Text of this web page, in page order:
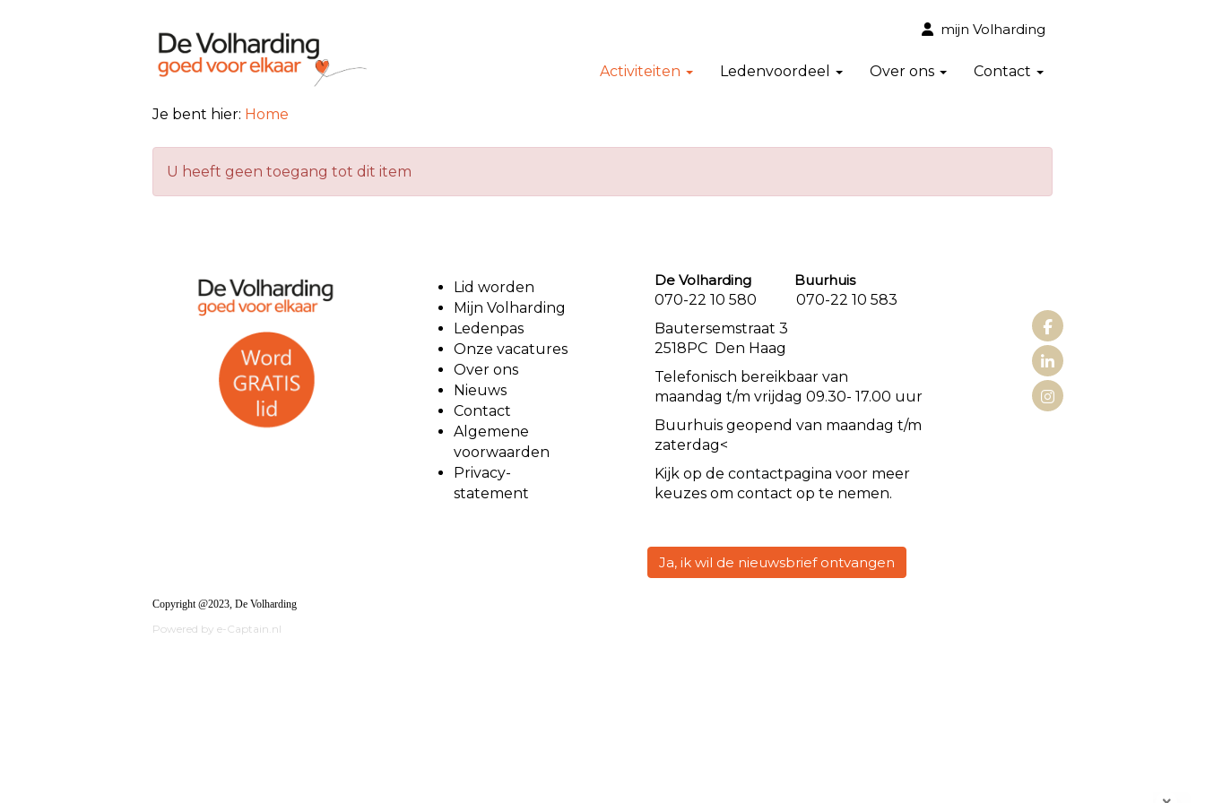
mijn Volharding
Activiteiten Ledenvoordeel Over ons Contact
Je bent hier: Home
U heeft geen toegang tot dit item
Lid worden
Mijn Volharding
Ledenpas
Onze vacatures
Over ons
Nieuws
Contact
Algemene
voorwaarden
Privacy-
statement
De Volharding Buurhuis
070-22 10 580 070-22 10 583
Bautersemstraat 3
2518PC Den Haag
Telefonisch bereikbaar van
maandag t/m vrijdag 09.30- 17.00 uur
Buurhuis geopend van maandag t/m
zaterdag<
Kijk op de contactpagina voor meer
keuzes om contact op te nemen.
Ja, ik wil de nieuwsbrief ontvangen
Copyright @2023, De Volharding
Powered by e-Captain.nl